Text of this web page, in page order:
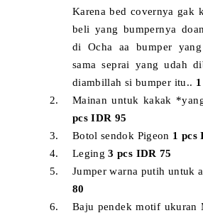
Karena bed covernya gak
beli yang bumpernya
di Ocha aa bumper yang
sama seprai yang udah
diambillah si bumper itu..
Mainan untuk kakak
pcs IDR 95
Botol sendok Pigeon 1 pcs
Leging3 pcs IDR 75
Jumper warna putih untuk
80
Baju pendek motif